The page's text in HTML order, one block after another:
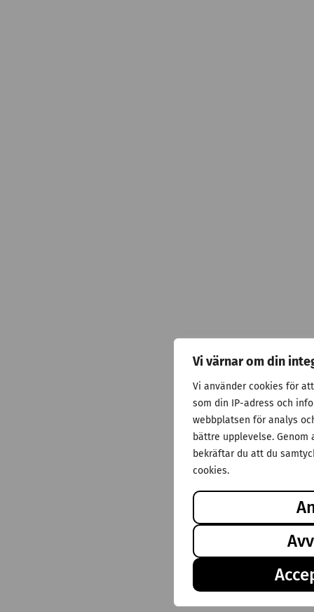
Vi värnar om din
Vi använder cookies för
som din IP-adress och
webbplatsen för analys
bättre upplevelse.
bekräftar du att du
cookies.